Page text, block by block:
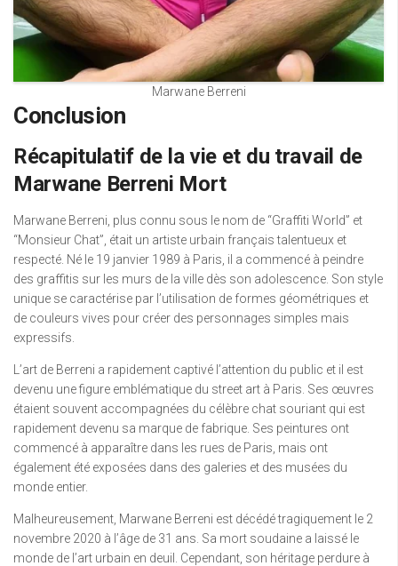
Marwane Berreni
Conclusion
Récapitulatif de la vie et du travail de
Marwane Berreni Mort
Marwane Berreni, plus connu sous le nom de “Graffiti World” et
“Monsieur Chat”, était un artiste urbain français talentueux et
respecté. Né le 19 janvier 1989 à Paris, il a commencé à peindre
des graffitis sur les murs de la ville dès son adolescence. Son style
unique se caractérise par l’utilisation de formes géométriques et
de couleurs vives pour créer des personnages simples mais
expressifs.
L’art de Berreni a rapidement captivé l’attention du public et il est
devenu une figure emblématique du street art à Paris. Ses œuvres
étaient souvent accompagnées du célèbre chat souriant qui est
rapidement devenu sa marque de fabrique. Ses peintures ont
commencé à apparaître dans les rues de Paris, mais ont
également été exposées dans des galeries et des musées du
monde entier.
Malheureusement, Marwane Berreni est décédé tragiquement le 2
novembre 2020 à l’âge de 31 ans. Sa mort soudaine a laissé le
monde de l’art urbain en deuil. Cependant, son héritage perdure à